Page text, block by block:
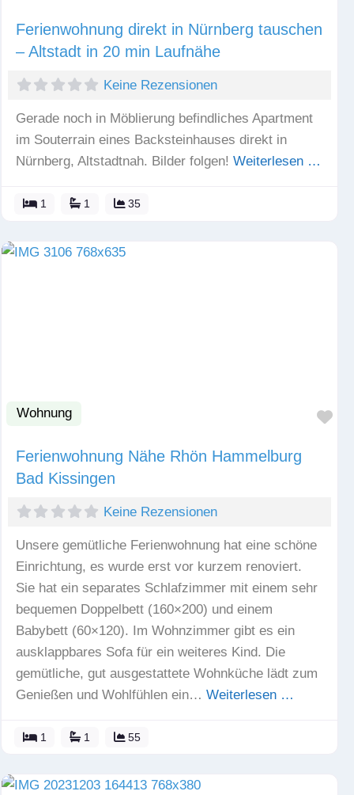
Ferienwohnung direkt in Nürnberg tauschen
– Altstadt in 20 min Laufnähe
Keine Rezensionen
Gerade noch in Möblierung befindliches Apartment
im Souterrain eines Backsteinhauses direkt in
Nürnberg, Altstadtnah. Bilder folgen! Weiterlesen …
1 1 35
Wohnung
Ferienwohnung Nähe Rhön Hammelburg
Bad Kissingen
Keine Rezensionen
Unsere gemütliche Ferienwohnung hat eine schöne
Einrichtung, es wurde erst vor kurzem renoviert.
Sie hat ein separates Schlafzimmer mit einem sehr
bequemen Doppelbett (160×200) und einem
Babybett (60×120). Im Wohnzimmer gibt es ein
ausklappbares Sofa für ein weiteres Kind. Die
gemütliche, gut ausgestattete Wohnküche lädt zum
Genießen und Wohlfühlen ein… Weiterlesen …
1 1 55